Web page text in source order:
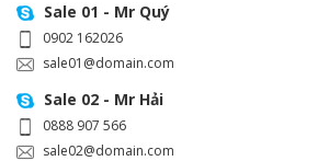
Sale 01 - Mr Quý
0902 162026
sale01@domain.com
Sale 02 - Mr Hải
0888 907 566
sale02@domain.com